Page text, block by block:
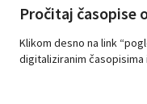
Pročitaj časopise
Klikom desno na link
digitaliziranim časopisima